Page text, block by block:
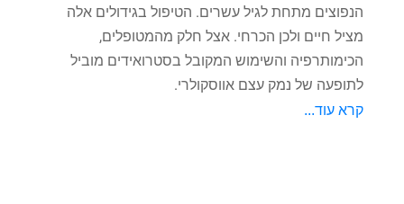
הנפוצים מתחת לגיל עשרים. הטיפול בגידולים אלה
מציל חיים ולכן הכרחי. אצל חלק מהמטופלים,
הכימותרפיה והשימוש המקובל בסטרואידים מוביל
לתופעה של נמק עצם אווסקולרי.
קרא עוד...